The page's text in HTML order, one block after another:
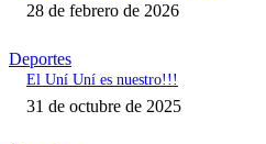
28 de febrero de 2026
Deportes
El Uní Uní es nuestro!!!
31 de octubre de 2025